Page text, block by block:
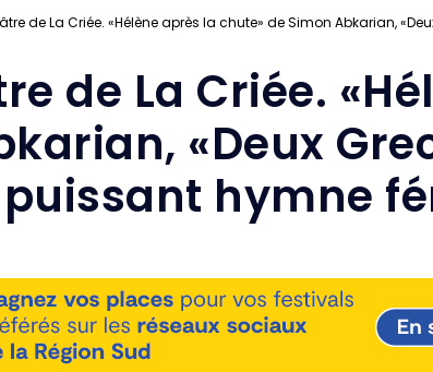
de La Criée. «Hélène après la chute» de Simon Abkarian,
de La Criée.
«Deux
hymne